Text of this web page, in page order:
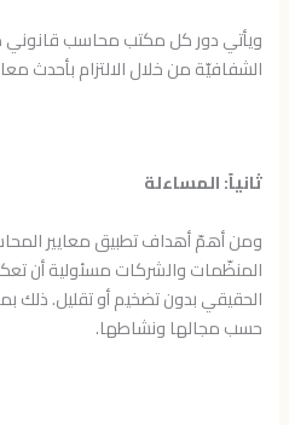
ويأتي دور كل مكتب محاسب
الشفافيّة من خلال الالتزام بأحدث
ثانياً: المساءلة
ومن أهمّ أهداف تطبيق معايير
المنظّمات والشركات مسئولية أن
الحقيقي بدون تضخيم أو تقليل.
حسب مجالها ونشاطها.